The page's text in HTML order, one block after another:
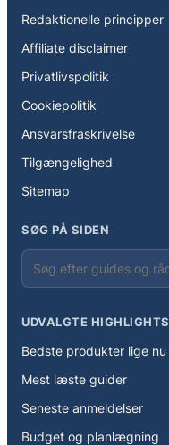
Redaktionelle principper
Affiliate disclaimer
Privatlivspolitik
Cookiepolitik
Ansvarsfraskrivelse
Tilgængelighed
Sitemap
SØG PÅ SIDEN
UDVALGTE HIGHLIGHTS
Bedste produkter lige nu
Mest læste guider
Seneste anmeldelser
Budget og planlægning